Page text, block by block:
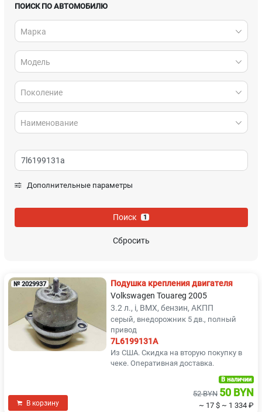
Dodge
Infiniti
Jaguar
Kia Lada
Lexus MAN
Opel Peugeot
Pontiac Proton
Renault Rover
Skoda SsangYong
ПОИСК ПО АВТОМОБИЛЮ
Марка
Модель
Поколение
Наименование
Дополнительные параметры
Поиск 1
Сбросить
№ 2029937
Подушка крепления двигателя
Volkswagen Touareg 2005
3.2 л., i, BMX, бензин, АКПП
серый, внедорожник 5 дв., полный
привод
7L6199131A
Из США. Скидка на вторую покупку в
чеке. Оперативная доставка.
В корзину
В наличии
52 BYN 50 BYN
~ 17 $ ~ 1 334 ₽